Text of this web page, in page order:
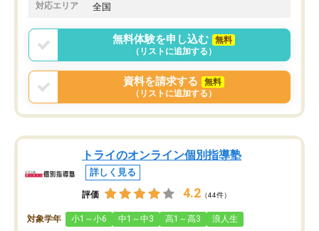
対応エリア 全国
無料体験を申し込む
無料
（リストに追加する）
資料を請求する
無料
（リストに追加する）
トライのオンライン個別指導塾
詳しく見る
評価 4.2 （44件）
対象学年 小1～小6 中1～中3 高1～高3 浪人生